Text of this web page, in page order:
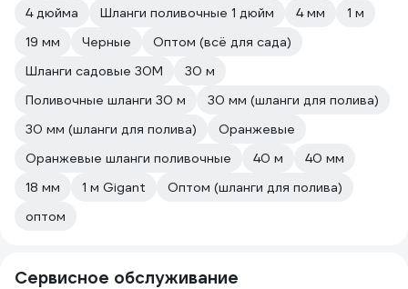
4 дюйма
Шланги поливочные 1 дюйм 4 мм
1 м
19 мм
Черные
Оптом (всё для сада)
Шланги садовые 30М
30 м
Поливочные шланги 30 м
30 мм (шланги для полива)
30 мм (шланги для полива)
Оранжевые
Оранжевые шланги поливочные
40 м
40 мм
18 мм
1 м Gigant
Оптом (шланги для полива)
оптом
Сервисное обслуживание